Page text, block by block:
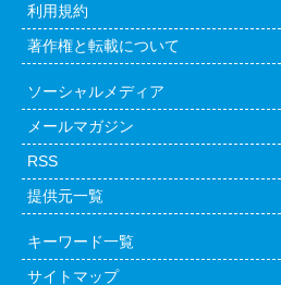
利用規約
著作権と転載について
ソーシャルメディア
メールマガジン
RSS
提供元一覧
キーワード一覧
サイトマップ